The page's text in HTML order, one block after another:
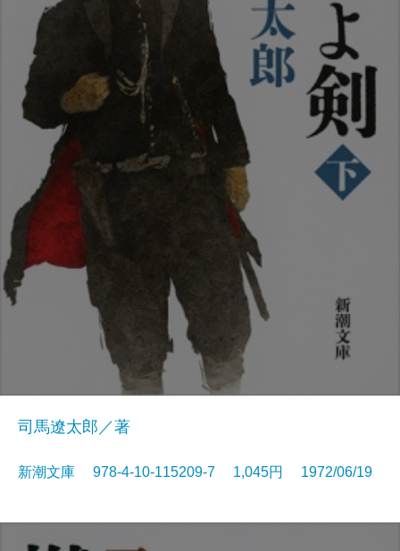
司馬遼太郎／著
新潮文庫 978-4-10-115209-7 1,045円 1972/06/19